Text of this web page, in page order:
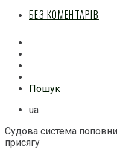
БЕЗ КОМЕНТАРІВ
Пошук
ua
Судова система
присягу